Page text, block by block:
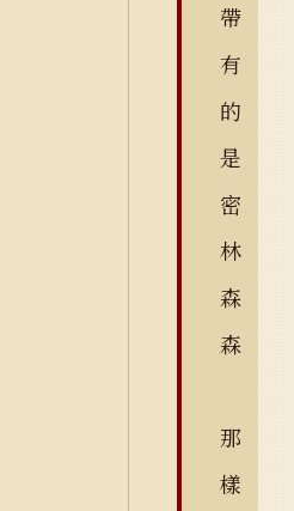
帶
有
的
是
密
林
森
森
那
樣